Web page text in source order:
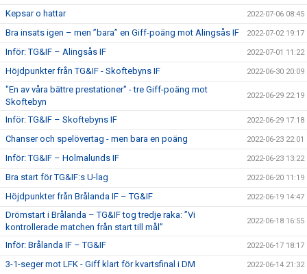
Kepsar o hattar 2022-07-06 08:45
Bra insats igen – men ”bara” en Giff-poäng mot Alingsås IF 2022-07-02 19:17
Inför: TG&IF – Alingsås IF 2022-07-01 11:22
Höjdpunkter från TG&IF - Skoftebyns IF 2022-06-30 20:09
"En av våra bättre prestationer" - tre Giff-poäng mot
Skoftebyn
2022-06-29 22:19
Inför: TG&IF – Skoftebyns IF 2022-06-29 17:18
Chanser och spelövertag - men bara en poäng 2022-06-23 22:01
Inför: TG&IF – Holmalunds IF 2022-06-23 13:22
Bra start för TG&IF:s U-lag 2022-06-20 11:19
Höjdpunkter från Brålanda IF – TG&IF 2022-06-19 14:47
Drömstart i Brålanda – TG&IF tog tredje raka: ”Vi
kontrollerade matchen från start till mål”
2022-06-18 16:55
Inför: Brålanda IF – TG&IF 2022-06-17 18:17
3-1-seger mot LFK - Giff klart för kvartsfinal i DM 2022-06-14 21:32